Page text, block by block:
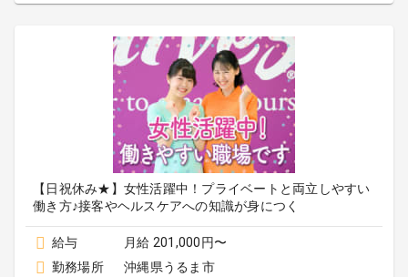
【日祝休み★】女性活躍中！プライベートと両立しやすい
働き方♪接客やヘルスケアへの知識が身につく
給与
月給 201,000円〜
勤務場所
沖縄県うるま市